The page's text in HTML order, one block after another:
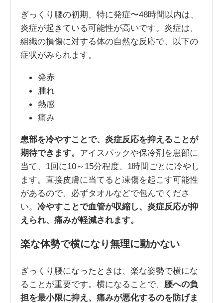
ぎっくり腰の初期、特に発症〜48時間以内は、
炎症が起きている可能性が高いです。炎症は、
組織の損傷に対する体の自然な反応で、以下の
症状がみられます。
発赤
腫れ
熱感
痛み
患部を冷やすことで、炎症反応を抑えることが
期待できます。 アイスパックや保冷剤を患部に
当て、1回に10～15分程度、1時間ごとに冷やし
ます。直接皮膚に当てると凍傷を起こす可能性
があるので、必ずタオルなどで包んでくださ
い。 冷やすことで血管が収縮し、炎症反応が抑
えられ、痛みが軽減されます。
楽な体勢で横になり無理に動かない
ぎっくり腰になったときは、楽な姿勢で横にな
ることが重要です。横になることで、 腰への負
担を最小限に抑え、痛みが悪化するのを防げま